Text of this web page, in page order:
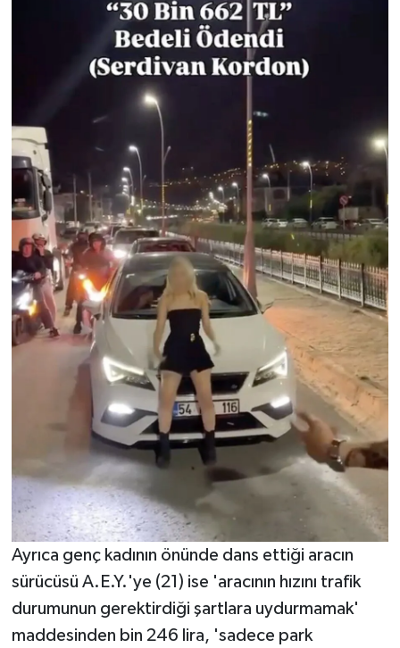
Ayrıca genç kadının önünde dans ettiği aracın
sürücüsü A.E.Y.'ye (21) ise 'aracının hızını trafik
durumunun gerektirdiği şartlara uydurmamak'
maddesinden bin 246 lira, 'sadece park